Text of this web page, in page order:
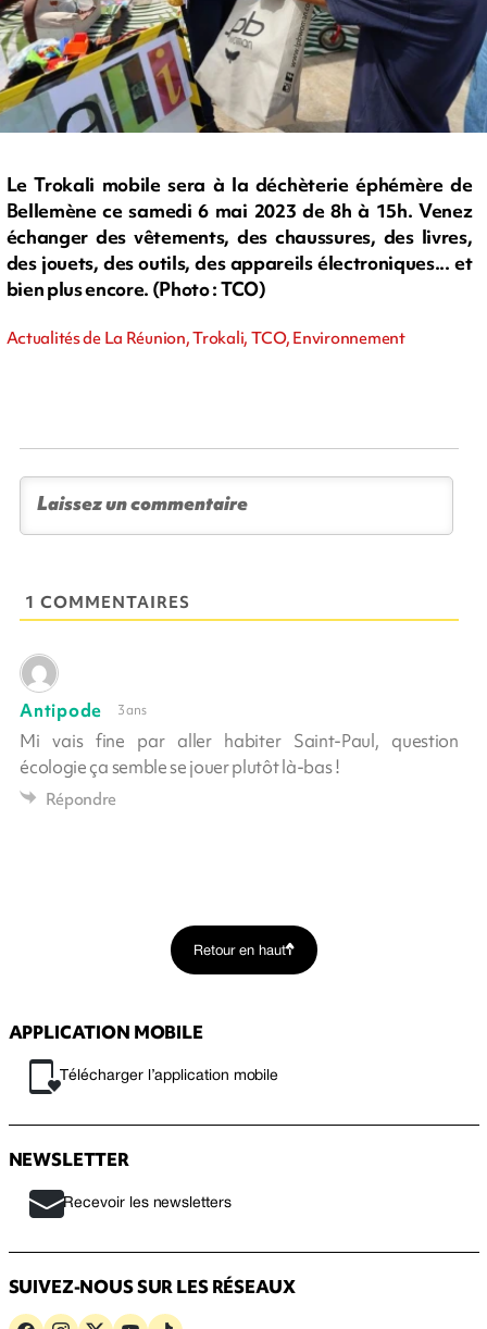
Le Trokali mobile sera à la déchèterie éphémère de
Bellemène ce samedi 6 mai 2023 de 8h à 15h. Venez
échanger des vêtements, des chaussures, des livres,
des jouets, des outils, des appareils électroniques... et
bien plus encore. (Photo : TCO)
Actualités de La Réunion, Trokali, TCO, Environnement
1 COMMENTAIRES
Antipode 3 ans
Mi vais fine par aller habiter Saint-Paul, question
écologie ça semble se jouer plutôt là-bas !
Répondre
Retour en haut
APPLICATION MOBILE
Télécharger l’application mobile
NEWSLETTER
Recevoir les newsletters
SUIVEZ-NOUS SUR LES RÉSEAUX